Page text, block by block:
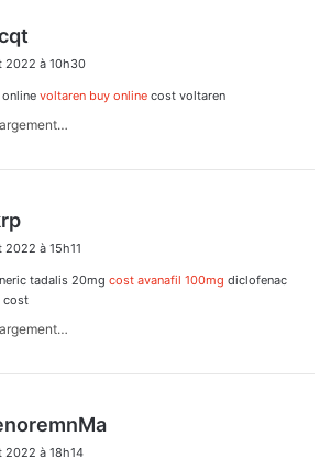
t
2022 à 10h30
voltaren buy online cost voltaren
t
:
2022 à 15h11
tadalis 20mg cost avanafil 100mg diclofenac
cost
2022 à 18h14